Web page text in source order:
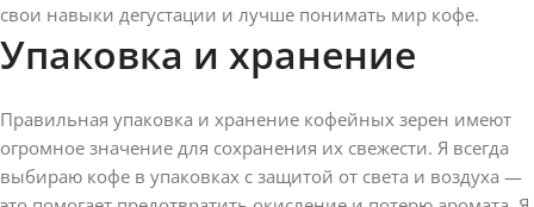
свои навыки дегустации и лучше понимать мир кофе.
Упаковка и хранение
Правильная упаковка и хранение кофейных зерен имеют
огромное значение для сохранения их свежести. Я всегда
выбираю кофе в упаковках с защитой от света и воздуха —